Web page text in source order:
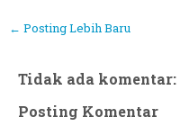
← Posting Lebih Baru
Tidak ada komentar:
Posting Komentar